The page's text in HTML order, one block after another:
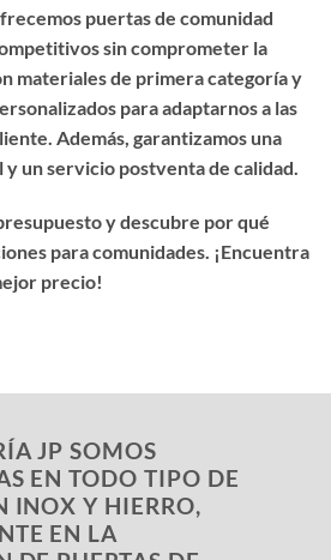
puertas de comunidad
sin comprometer la
materiales de primera categoría y
para adaptarnos a las
Además, garantizamos una
un servicio postventa de calidad.
y descubre por qué
para comunidades. ¡Encuentra
precio!
JP SOMOS
EN TODO TIPO DE
INOX Y HIERRO,
EN LA